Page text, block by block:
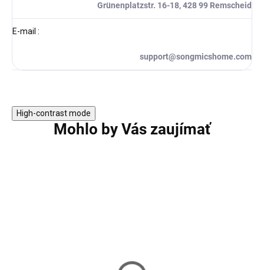
Grünenplatzstr. 16-18, 428 99 Remscheid
E-mail :
support@songmicshome.com
High-contrast mode
Mohlo by Vás zaujímať